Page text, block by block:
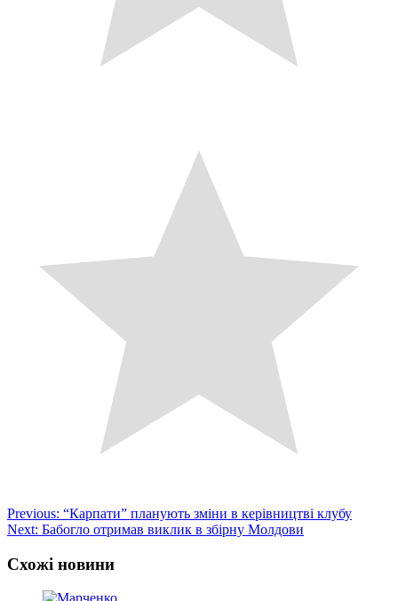
Post
navigation
Previous: “Карпати” планують зміни в керівництві клубу
Next: Бабогло отримав виклик в збірну Молдови
Схожі новини